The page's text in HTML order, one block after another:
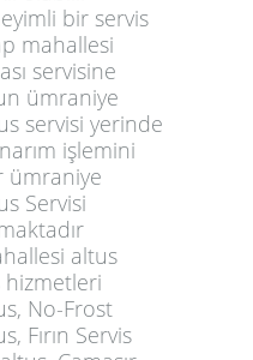
bir servis
mahallesi
servisine
ümraniye
servisi yerinde
işlemini
ümraniye
Servisi
altus
hizmetleri
No-Frost
Fırın Servis